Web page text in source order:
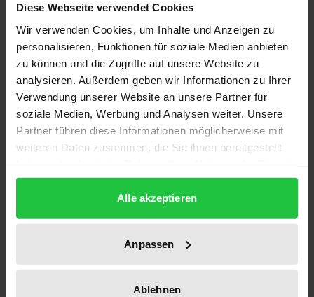
Diese Webseite verwendet Cookies
Wir verwenden Cookies, um Inhalte und Anzeigen zu
personalisieren, Funktionen für soziale Medien anbieten
zu können und die Zugriffe auf unsere Website zu
analysieren. Außerdem geben wir Informationen zu Ihrer
Verwendung unserer Website an unsere Partner für
soziale Medien, Werbung und Analysen weiter. Unsere
Partner führen diese Informationen möglicherweise mit
weiteren Daten zusammen, die Sie ihnen bereitgestellt
gesammelt haben.
Alle akzeptieren
Anpassen
Ablehnen
ISBN
978-3-7890-1783-4
Untertitel
Das Nachfragemachtproblem im Rahmen einer
bisherigen wettbewerbspolitischen Behandlung
05.06.1989
Erscheinungsjahr